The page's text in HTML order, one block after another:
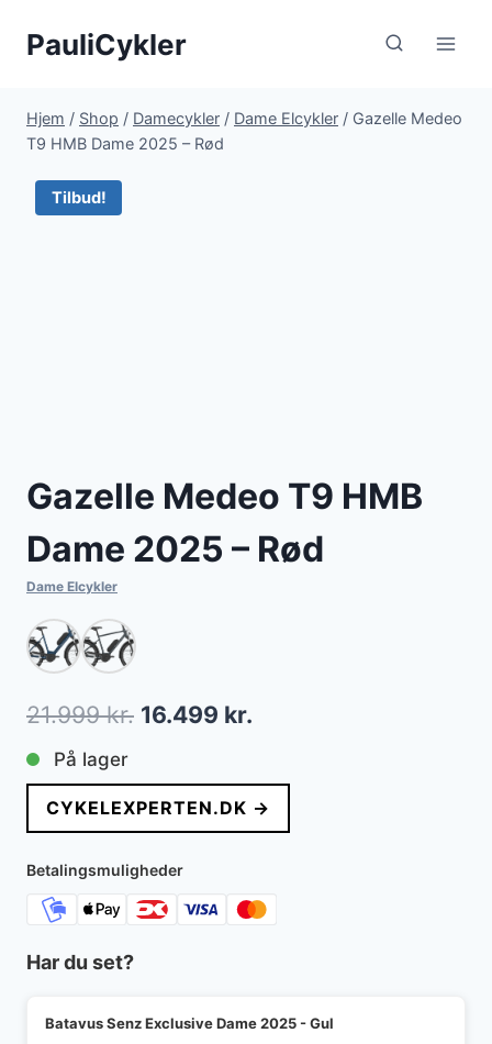
PauliCykler
Hjem / Shop / Damecykler / Dame Elcykler / Gazelle Medeo
T9 HMB Dame 2025 – Rød
Tilbud!
Gazelle Medeo T9 HMB
Dame 2025 – Rød
Dame Elcykler
21.999kr. Den
pris
var:
21.999 kr..
16.499 kr.
pris
er:
På lager
CYKELEXPERTEN.DK →
Betalingsmuligheder
Har du set?
Batavus Senz Exclusive Dame 2025 - Gul